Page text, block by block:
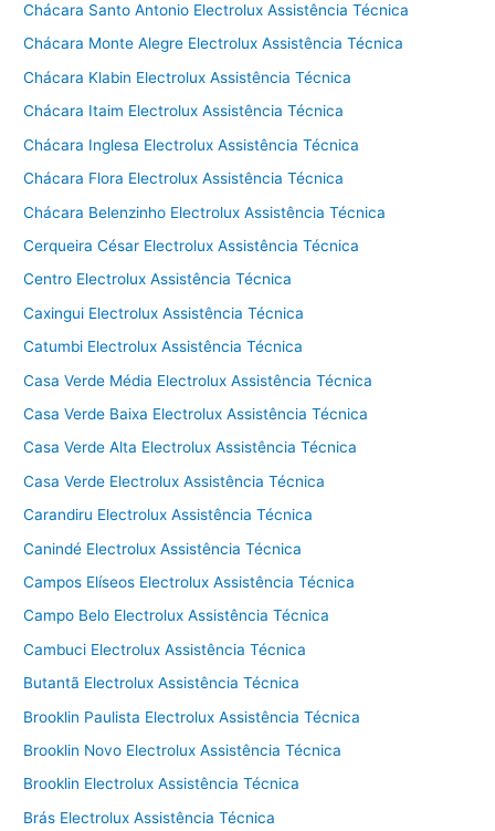
Chácara Santo Antonio Electrolux Assistência Técnica
Chácara Monte Alegre Electrolux Assistência Técnica
Chácara Klabin Electrolux Assistência Técnica
Chácara Itaim Electrolux Assistência Técnica
Chácara Inglesa Electrolux Assistência Técnica
Chácara Flora Electrolux Assistência Técnica
Chácara Belenzinho Electrolux Assistência Técnica
Cerqueira César Electrolux Assistência Técnica
Centro Electrolux Assistência Técnica
Caxingui Electrolux Assistência Técnica
Catumbi Electrolux Assistência Técnica
Casa Verde Média Electrolux Assistência Técnica
Casa Verde Baixa Electrolux Assistência Técnica
Casa Verde Alta Electrolux Assistência Técnica
Casa Verde Electrolux Assistência Técnica
Carandiru Electrolux Assistência Técnica
Canindé Electrolux Assistência Técnica
Campos Elíseos Electrolux Assistência Técnica
Campo Belo Electrolux Assistência Técnica
Cambuci Electrolux Assistência Técnica
Butantã Electrolux Assistência Técnica
Brooklin Paulista Electrolux Assistência Técnica
Brooklin Novo Electrolux Assistência Técnica
Brooklin Electrolux Assistência Técnica
Brás Electrolux Assistência Técnica